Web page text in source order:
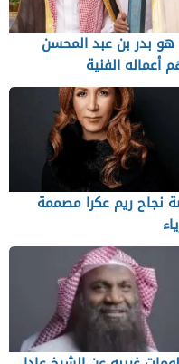
بدر بن عبد المحسن
أعماله الفنية
نجاح ريم عكرا مصممة